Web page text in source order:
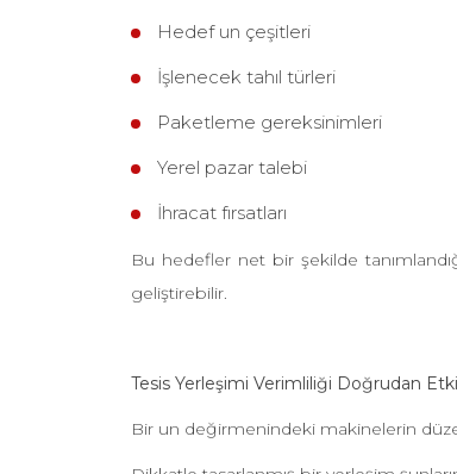
Hedef un çeşitleri
İşlenecek tahıl türleri
Paketleme gereksinimleri
Yerel pazar talebi
İhracat fırsatları
Bu hedefler net bir şekilde
geliştirebilir.
Tesis Yerleşimi Verimliliği Doğrudan
Bir un değirmenindeki makinelerin